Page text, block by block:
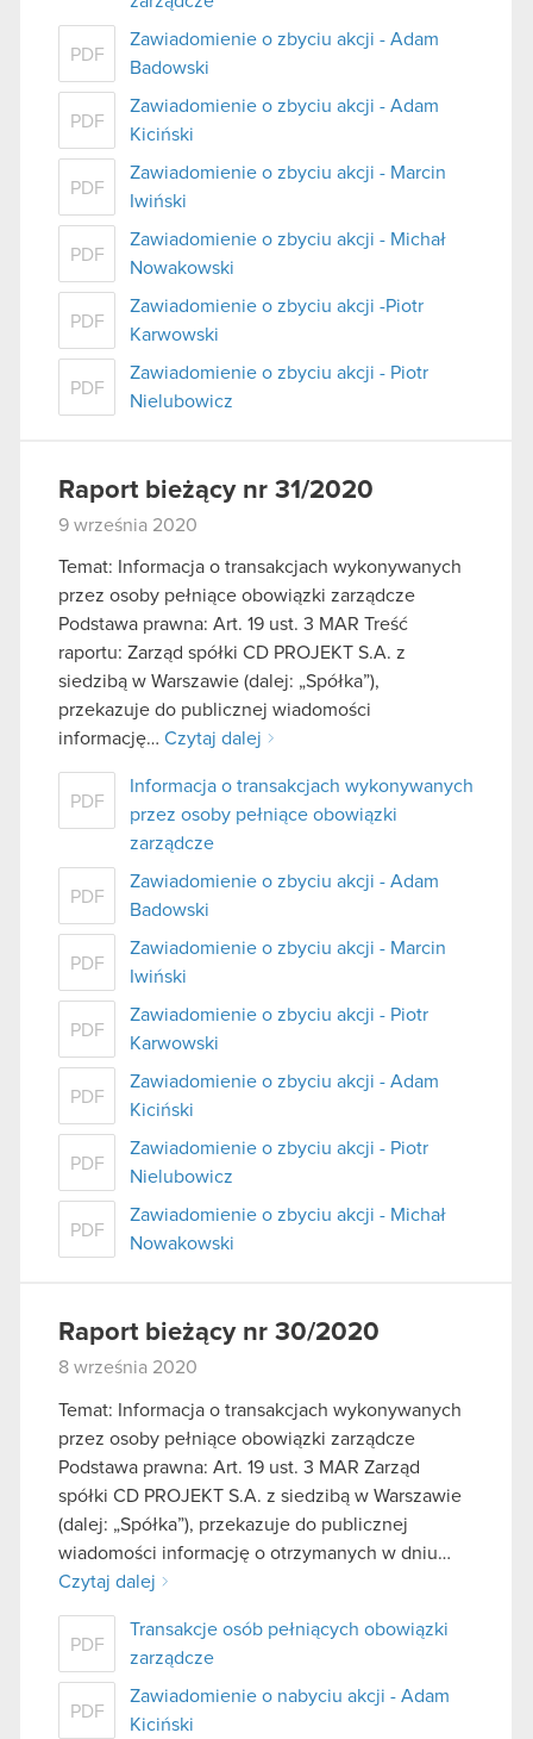
PDF
Zawiadomienie o zbyciu akcji - Adam
Badowski
PDF
Zawiadomienie o zbyciu akcji - Adam
Kiciński
PDF
Zawiadomienie o zbyciu akcji - Marcin
Iwiński
PDF
Zawiadomienie o zbyciu akcji - Michał
Nowakowski
PDF
Zawiadomienie o zbyciu akcji -Piotr
Karwowski
PDF
Zawiadomienie o zbyciu akcji - Piotr
Nielubowicz
Raport bieżący nr 31/2020
9 września 2020
Temat: Informacja o transakcjach wykonywanych
przez osoby pełniące obowiązki zarządcze
Podstawa prawna: Art. 19 ust. 3 MAR Treść
raportu: Zarząd spółki CD PROJEKT S.A. z
siedzibą w Warszawie (dalej: „Spółka”),
przekazuje do publicznej wiadomości
informację… Czytaj dalej
PDF
Informacja o transakcjach wykonywanych
przez osoby pełniące obowiązki
zarządcze
PDF
Zawiadomienie o zbyciu akcji - Adam
Badowski
PDF
Zawiadomienie o zbyciu akcji - Marcin
Iwiński
PDF
Zawiadomienie o zbyciu akcji - Piotr
Karwowski
PDF
Zawiadomienie o zbyciu akcji - Adam
Kiciński
PDF
Zawiadomienie o zbyciu akcji - Piotr
Nielubowicz
PDF
Zawiadomienie o zbyciu akcji - Michał
Nowakowski
Raport bieżący nr 30/2020
8 września 2020
Temat: Informacja o transakcjach wykonywanych
przez osoby pełniące obowiązki zarządcze
Podstawa prawna: Art. 19 ust. 3 MAR Zarząd
spółki CD PROJEKT S.A. z siedzibą w Warszawie
(dalej: „Spółka”), przekazuje do publicznej
wiadomości informację o otrzymanych w dniu…
Czytaj dalej
PDF
Transakcje osób pełniących obowiązki
zarządcze
PDF
Zawiadomienie o nabyciu akcji - Adam
Kiciński